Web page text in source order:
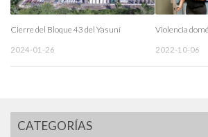
Cierre del Bloque 43 del Yasuní
2024-01-26
Violencia
2022-10-06
CATEGORÍAS